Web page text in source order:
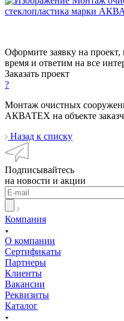
Оформите заявку на
время и ответим на все
Заказать проект
?
Монтаж очистных
АКВАТЕХ на объекте
Назад к списку
Подписывайтесь
на новости и акции
Компания
О компании
Сертификаты
Партнеры
Клиенты
Вакансии
Реквизиты
Каталог